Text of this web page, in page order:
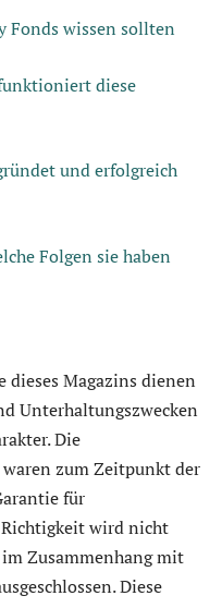
Fonds wissen sollten
diese
und erfolgreich
Folgen sie haben
dieses Magazins dienen
Unterhaltungszwecken
Die
zum Zeitpunkt der
für
wird nicht
Zusammenhang mit
Diese